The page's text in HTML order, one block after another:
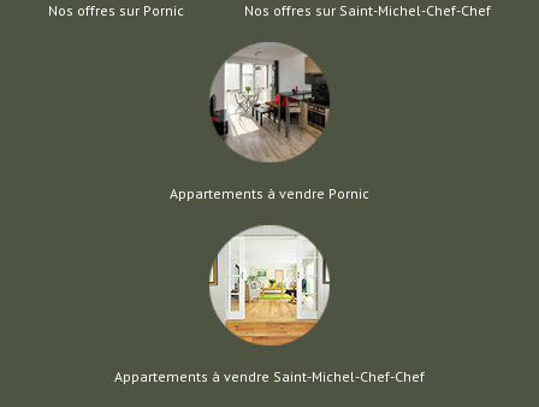
Nos offres sur Pornic Nos offres sur Saint-Michel-Chef-Chef
Appartements à vendre Pornic
Appartements à vendre Saint-Michel-Chef-Chef